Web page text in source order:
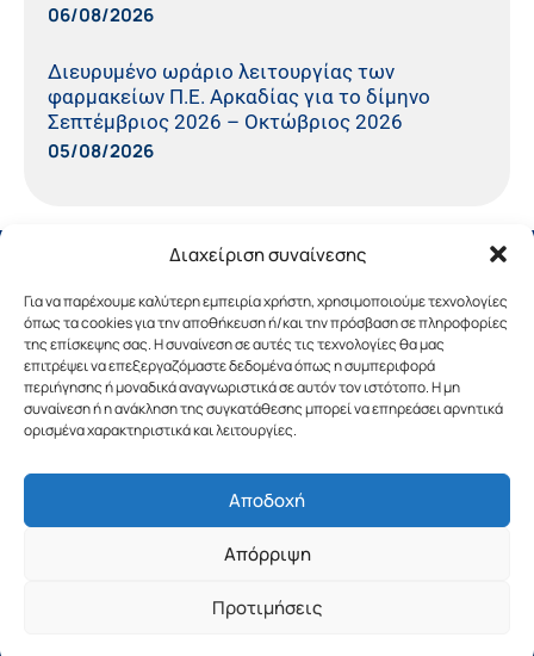
Διαχείριση συναίνεσης
Για να παρέχουμε καλύτερη εμπειρία χρήστη, χρησιμοποιούμε τεχνολογίες
όπως τα cookies για την αποθήκευση ή/και την πρόσβαση σε πληροφορίες
της επίσκεψης σας. Η συναίνεση σε αυτές τις τεχνολογίες θα μας
επιτρέψει να επεξεργαζόμαστε δεδομένα όπως η συμπεριφορά
περιήγησης ή μοναδικά αναγνωριστικά σε αυτόν τον ιστότοπο. Η μη
συναίνεση ή η ανάκληση της συγκατάθεσης μπορεί να επηρεάσει αρνητικά
ορισμένα χαρακτηριστικά και λειτουργίες.
Αποδοχή
Απόρριψη
Προτιμήσεις
06/08/2026
Διευρυμένο ωράριο λειτουργίας των
φαρμακείων Π.Ε. Αρκαδίας για το δίμηνο
Σεπτέμβριος 2026 – Οκτώβριος 2026
05/08/2026
Copyright © 2019 Περιφέρεια Πελοποννήσου.
Σχεδιασμός & Υλοποίηση από την